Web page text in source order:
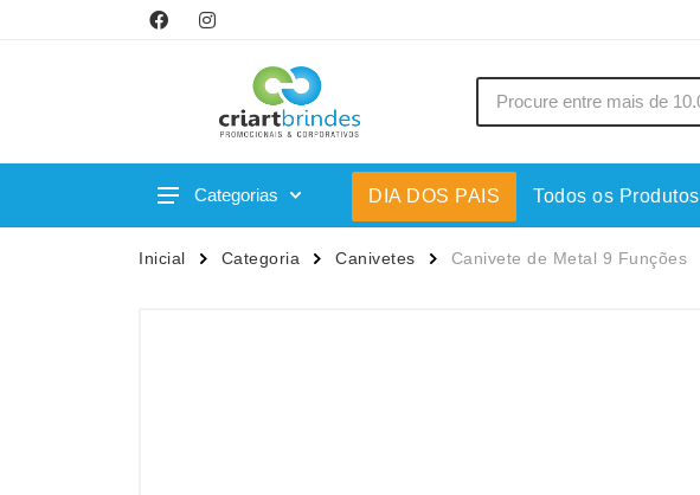
Categorias
Acessórios p/ Celular
Canecas
DIA DOS PAIS Todos os Produtos
Inicial Categoria Canivetes Canivete de Metal 9 Funções